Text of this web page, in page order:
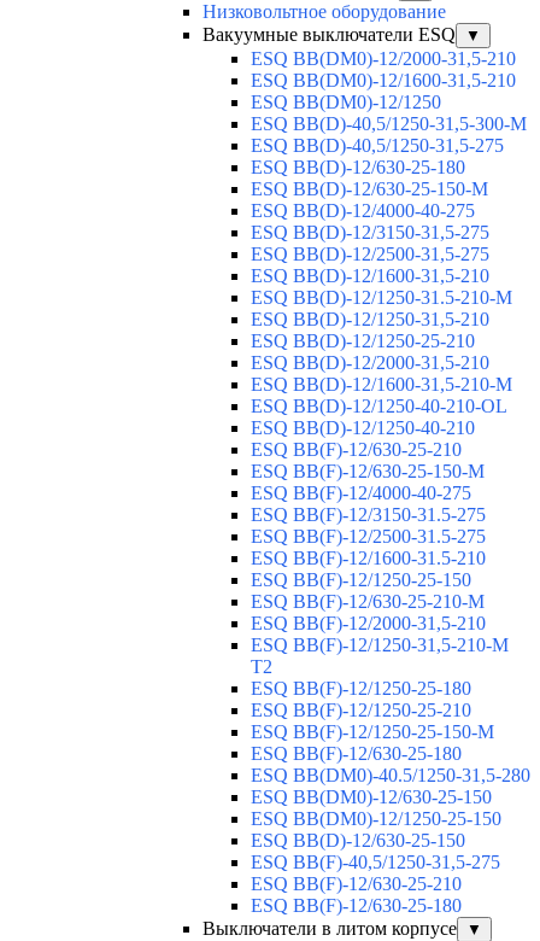
Низковольтное оборудование
Вакуумные выключатели ESQ
▼
ESQ ВВ(DM0)-12/2000-31,5-210
ESQ ВВ(DM0)-12/1600-31,5-210
ESQ ВВ(DM0)-12/1250
ESQ ВВ(D)-40,5/1250-31,5-300-М
ESQ ВВ(D)-40,5/1250-31,5-275
ESQ ВВ(D)-12/630-25-180
ESQ ВВ(D)-12/630-25-150-М
ESQ ВВ(D)-12/4000-40-275
ESQ ВВ(D)-12/3150-31,5-275
ESQ ВВ(D)-12/2500-31,5-275
ESQ ВВ(D)-12/1600-31,5-210
ESQ ВВ(D)-12/1250-31.5-210-М
ESQ ВВ(D)-12/1250-31,5-210
ESQ ВВ(D)-12/1250-25-210
ESQ BB(D)-12/2000-31,5-210
ESQ BB(D)-12/1600-31,5-210-М
ESQ BB(D)-12/1250-40-210-OL
ESQ BB(D)-12/1250-40-210
ESQ ВВ(F)-12/630-25-210
ESQ ВВ(F)-12/630-25-150-М
ESQ ВВ(F)-12/4000-40-275
ESQ ВВ(F)-12/3150-31.5-275
ESQ ВВ(F)-12/2500-31.5-275
ESQ ВВ(F)-12/1600-31.5-210
ESQ ВВ(F)-12/1250-25-150
ESQ BB(F)-12/630-25-210-М
ESQ BB(F)-12/2000-31,5-210
ESQ BB(F)-12/1250-31,5-210-М
T2
ESQ BB(F)-12/1250-25-180
ESQ ВВ(F)-12/1250-25-210
ESQ ВВ(F)-12/1250-25-150-М
ESQ BB(F)-12/630-25-180
ESQ ВВ(DM0)-40.5/1250-31,5-280
ESQ ВВ(DM0)-12/630-25-150
ESQ ВВ(DM0)-12/1250-25-150
ESQ BB(D)-12/630-25-150
ESQ ВВ(F)-40,5/1250-31,5-275
ESQ ВВ(F)-12/630-25-210
ESQ ВВ(F)-12/630-25-180
Выключатели в литом корпусе
▼